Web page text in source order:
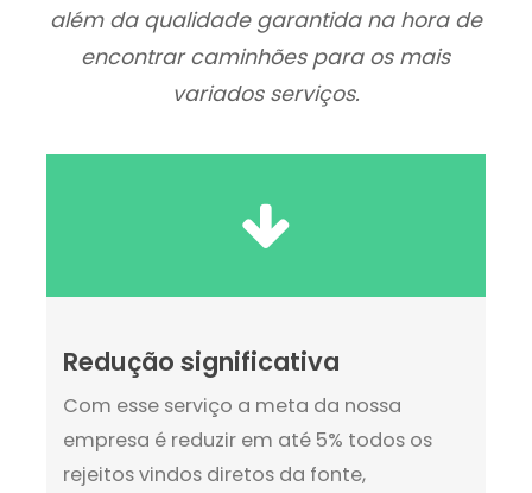
além da qualidade garantida na hora de
encontrar caminhões para os mais
variados serviços.
Redução significativa
Com esse serviço a meta da nossa
empresa é reduzir em até 5% todos os
rejeitos vindos diretos da fonte,